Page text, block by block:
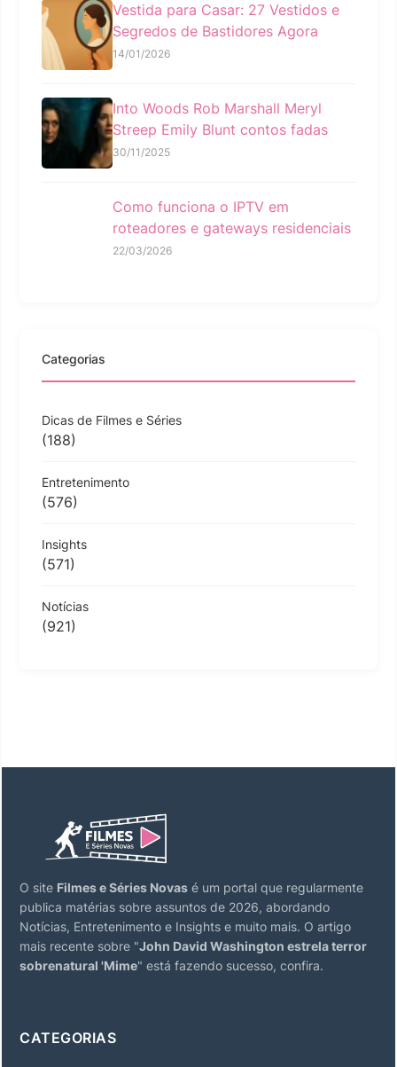
Vestida para Casar: 27 Vestidos e
Segredos de Bastidores Agora
14/01/2026
Into Woods Rob Marshall Meryl
Streep Emily Blunt contos fadas
30/11/2025
Como funciona o IPTV em
roteadores e gateways residenciais
22/03/2026
Categorias
Dicas de Filmes e Séries
(188)
Entretenimento
(576)
Insights
(571)
Notícias
(921)
O site Filmes e Séries Novas é um portal que regularmente
publica matérias sobre assuntos de 2026, abordando
Notícias, Entretenimento e Insights e muito mais. O artigo
mais recente sobre "John David Washington estrela terror
sobrenatural 'Mime" está fazendo sucesso, confira.
CATEGORIAS